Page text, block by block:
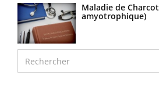
Maladie de
amyotrophique)